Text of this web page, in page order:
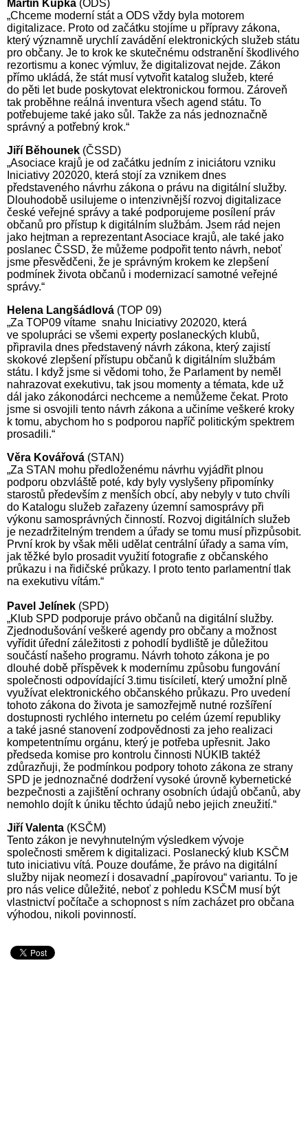
Martin Kupka (ODS)
„Chceme moderní stát a ODS vždy byla motorem
digitalizace. Proto od začátku stojíme u přípravy zákona,
který významně urychlí zavádění elektronických služeb státu
pro občany. Je to krok ke skutečnému odstranění škodlivého
rezortismu a konec výmluv, že digitalizovat nejde. Zákon
přímo ukládá, že stát musí vytvořit katalog služeb, které
do pěti let bude poskytovat elektronickou formou. Zároveň
tak proběhne reálná inventura všech agend státu. To
potřebujeme také jako sůl. Takže za nás jednoznačně
správný a potřebný krok.“
Jiří Běhounek (ČSSD)
„Asociace krajů je od začátku jedním z iniciátoru vzniku
Iniciativy 202020, která stojí za vznikem dnes
představeného návrhu zákona o právu na digitální služby.
Dlouhodobě usilujeme o intenzivnější rozvoj digitalizace
české veřejné správy a také podporujeme posílení práv
občanů pro přístup k digitálním službám. Jsem rád nejen
jako hejtman a reprezentant Asociace krajů, ale také jako
poslanec ČSSD, že můžeme podpořit tento návrh, neboť
jsme přesvědčeni, že je správným krokem ke zlepšení
podmínek života občanů i modernizací samotné veřejné
správy.“
Helena Langšádlová (TOP 09)
„Za TOP09 vítame snahu Iniciativy 202020, která
ve spolupráci se všemi experty poslaneckých klubů,
připravila dnes představený návrh zákona, který zajistí
skokové zlepšení přístupu občanů k digitálním službám
státu. I když jsme si vědomi toho, že Parlament by neměl
nahrazovat exekutivu, tak jsou momenty a témata, kde už
dál jako zákonodárci nechceme a nemůžeme čekat. Proto
jsme si osvojili tento návrh zákona a učiníme veškeré kroky
k tomu, abychom ho s podporou napříč politickým spektrem
prosadili.“
Věra Kovářová (STAN)
„Za STAN mohu předloženému návrhu vyjádřit plnou
podporu obzvláště poté, kdy byly vyslyšeny připomínky
starostů především z menších obcí, aby nebyly v tuto chvíli
do Katalogu služeb zařazeny územní samosprávy při
výkonu samosprávných činností. Rozvoj digitálních služeb
je nezadržitelným trendem a úřady se tomu musí přizpůsobit.
První krok by však měli udělat centrální úřady a sama vím,
jak těžké bylo prosadit využití fotografie z občanského
průkazu i na řidičské průkazy. I proto tento parlamentní tlak
na exekutivu vítám.“
Pavel Jelínek (SPD)
„Klub SPD podporuje právo občanů na digitální služby.
Zjednodušování veškeré agendy pro občany a možnost
vyřídit úřední záležitosti z pohodlí bydliště je důležitou
součástí našeho programu. Návrh tohoto zákona je po
dlouhé době příspěvek k modernímu způsobu fungování
společnosti odpovídající 3.timu tisíciletí, který umožní plně
využívat elektronického občanského průkazu. Pro uvedení
tohoto zákona do života je samozřejmě nutné rozšíření
dostupnosti rychlého internetu po celém území republiky
a také jasné stanovení zodpovědnosti za jeho realizaci
kompetentnímu orgánu, který je potřeba upřesnit. Jako
předseda komise pro kontrolu činnosti NÚKIB taktéž
zdůrazňuji, že podmínkou podpory tohoto zákona ze strany
SPD je jednoznačné dodržení vysoké úrovně kybernetické
bezpečnosti a zajištění ochrany osobních údajů občanů, aby
nemohlo dojít k úniku těchto údajů nebo jejich zneužití.“
Jiří Valenta (KSČM)
Tento zákon je nevyhnutelným výsledkem vývoje
společnosti směrem k digitalizaci. Poslanecký klub KSČM
tuto iniciativu vítá. Pouze doufáme, že právo na digitální
služby nijak neomezí i dosavadní „papírovou“ variantu. To je
pro nás velice důležité, neboť z pohledu KSČM musí být
vlastnictví počítače a schopnost s ním zacházet pro občana
výhodou, nikoli povinností.